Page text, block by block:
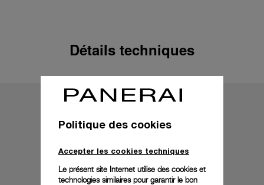
Détails techniques
Politique des cookies
Accepter les cookies techniques
Le présent site Internet utilise des cookies et
technologies similaires pour garantir le bon